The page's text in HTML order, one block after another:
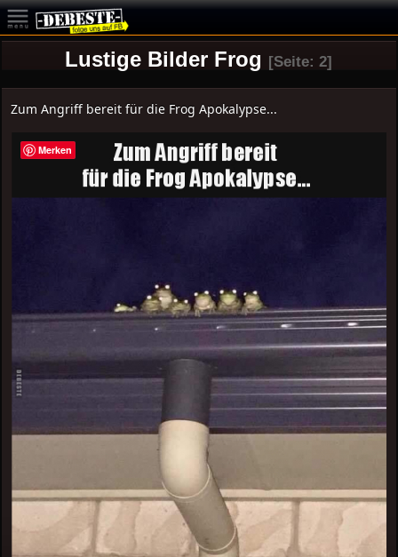
Lustige Bilder Frog [Seite: 2]
Zum Angriff bereit für die Frog Apokalypse...
Merken